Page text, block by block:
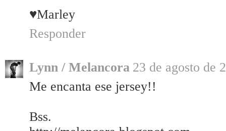
♥Marley
Responder
Lynn / Melancora 23 de agosto de
Me encanta ese jersey!!
Bss.